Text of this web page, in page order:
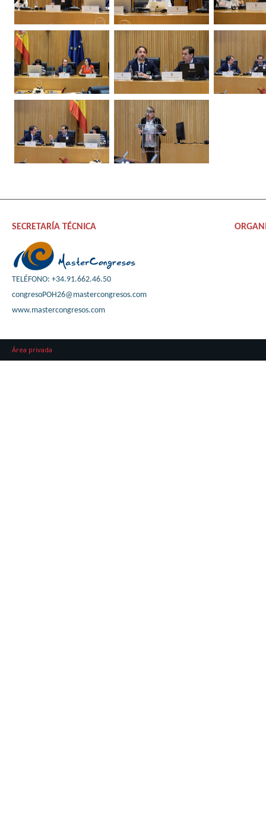
SECRETARÍA TÉCNICA
TELÉFONO: +34.91.662.46.50
congresoPOH26@mastercongresos.com
www.mastercongresos.com
Área privada